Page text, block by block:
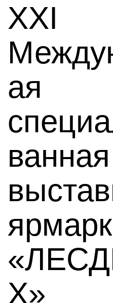
XXI
ая
ванная
Х»